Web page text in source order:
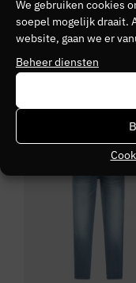
We gebruiken cookies
soepel mogelijk draait.
website, gaan we er
Beheer diensten
Kleurnummer
20
HW2526
Kleurgroep